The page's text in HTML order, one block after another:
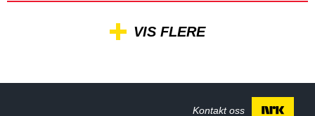
VIS FLERE
Kontakt oss